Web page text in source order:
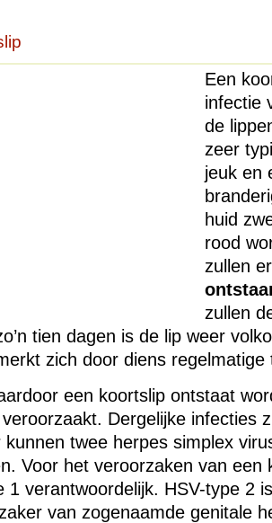
Een
infectie
de
zeer
jeuk en
huid
rood
zullen
zullen
tien dagen is de lip weer
zich door diens regelmatige
een koortslip ontstaat
Dergelijke infecties
kunnen twee herpes simplex
Voor het veroorzaken van een
1 verantwoordelijk. HSV-type 2
van zogenaamde genitale